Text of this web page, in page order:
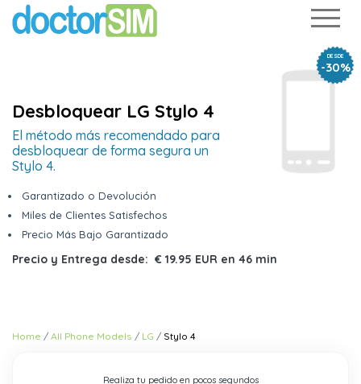
DESDE
-30%
Desbloquear LG Stylo 4
El método más recomendado para
desbloquear de forma segura un
Stylo 4.
Garantizado o Devolución
Miles de Clientes Satisfechos
Precio Más Bajo Garantizado
Precio y Entrega desde: € 19.95 EUR en 46 min
Home All Phone Models LG Stylo 4
Realiza tu pedido en pocos segundos